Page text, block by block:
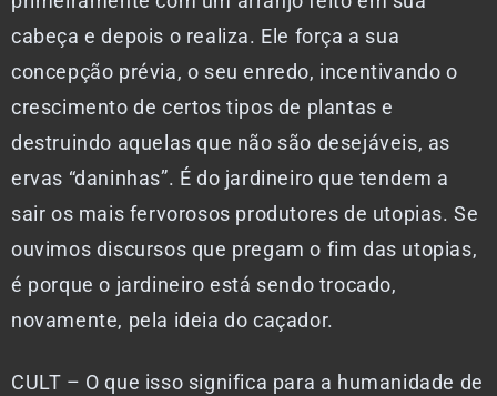
cabeça e depois o realiza. Ele força a sua
concepção prévia, o seu enredo, incentivando o
crescimento de certos tipos de plantas e
destruindo aquelas que não são desejáveis, as
ervas “daninhas”. É do jardineiro que tendem a
sair os mais fervorosos produtores de utopias. Se
ouvimos discursos que pregam o fim das utopias,
é porque o jardineiro está sendo trocado,
novamente, pela ideia do caçador.
CULT – O que isso significa para a humanidade de